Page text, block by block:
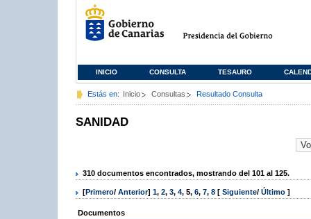
INICIO CONSULTA TESAURO
Estás en: Inicio Consultas Resultado Consulta
SANIDAD
310 documentos encontrados, mostrando del 101 al 125.
[Primero/ Anterior] 1, 2, 3, 4, 5, 6, 7, 8 [ Siguiente/ Último ]
Documentos